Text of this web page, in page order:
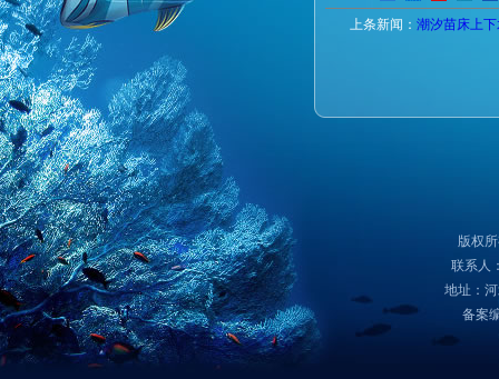
上条新闻： 潮汐苗床上
版权
联系人
地址：
备案